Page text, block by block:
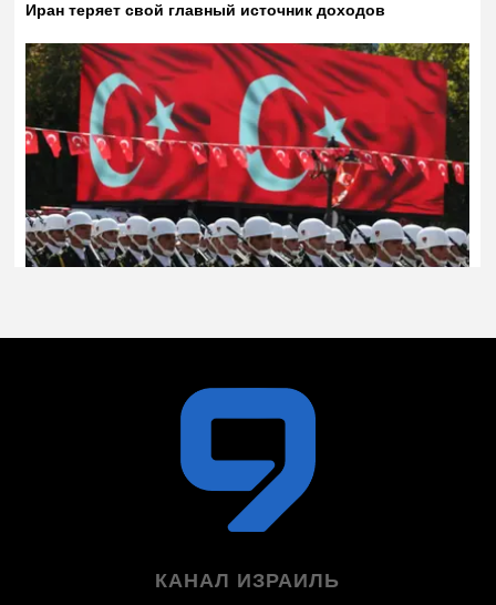
КАНАЛ ИЗРАИЛЬ